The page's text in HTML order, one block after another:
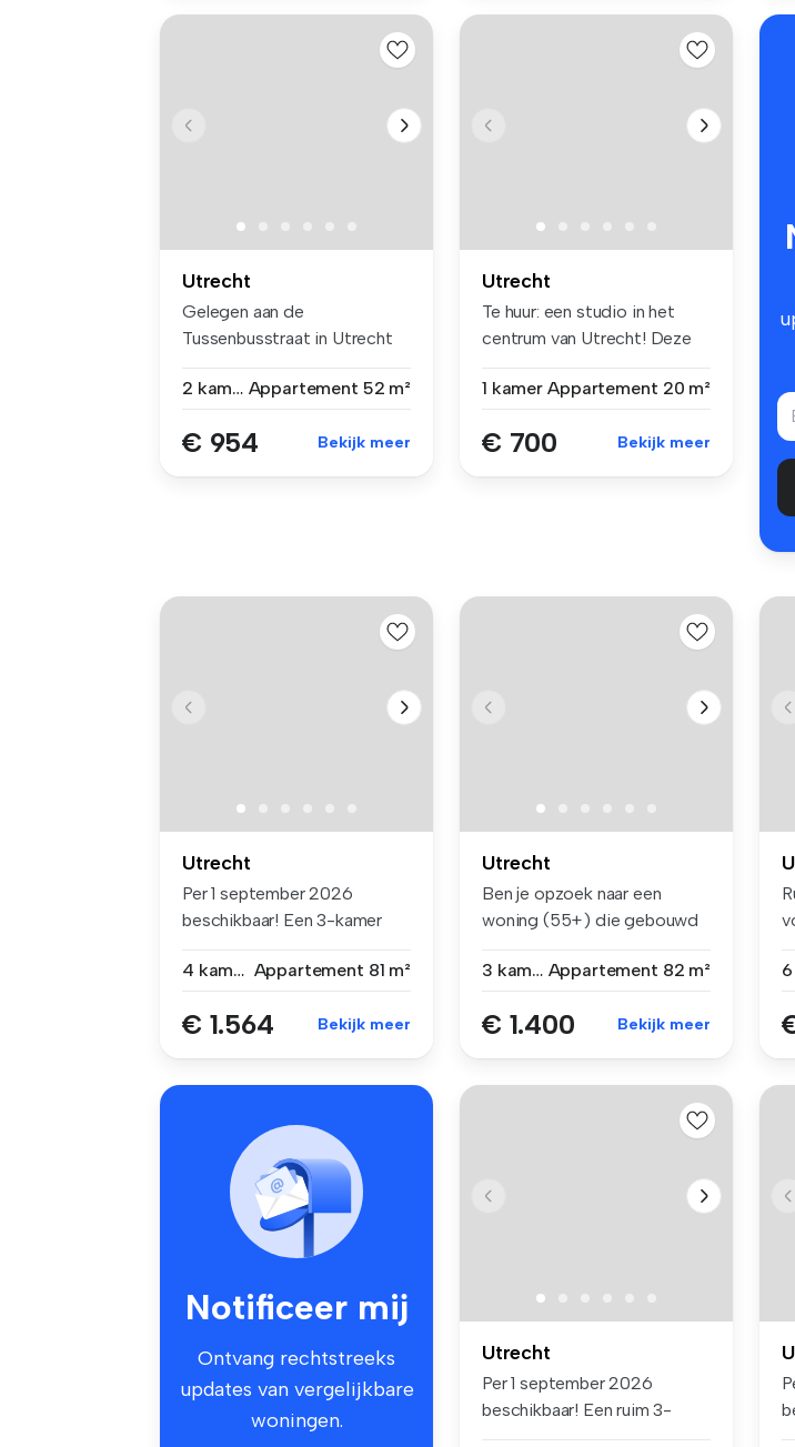
Utrecht
Gelegen aan de
Tussenbusstraat in Utrecht
2 kamers Appartement 52 m²
€ 954 Bekijk meer
Utrecht
Te huur: een studio in het
centrum van Utrecht! Deze
1 kamer Appartement 20 m²
€ 700 Bekijk meer
Utrecht
Per 1 september 2026
beschikbaar! Een 3-kamer
4 kamers Appartement 81 m²
€ 1.564 Bekijk meer
Utrecht
Ben je opzoek naar een
woning (55+) die gebouwd
3 kamers Appartement 82 m²
€ 1.400 Bekijk meer
Notificeer mij
Ontvang rechtstreeks
updates van vergelijkbare
woningen.
Utrecht
Per 1 september 2026
beschikbaar! Een ruim 3-